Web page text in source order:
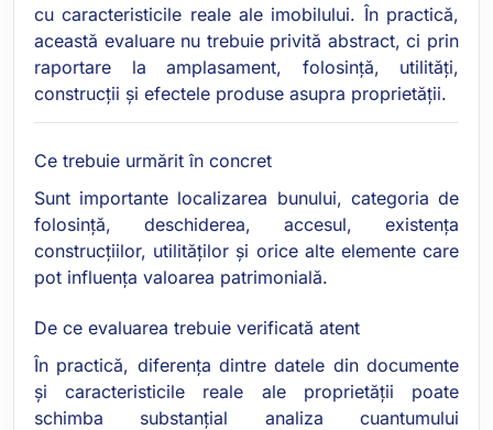
cu caracteristicile reale ale imobilului. În practică,
această evaluare nu trebuie privită abstract, ci prin
raportare la amplasament, folosință, utilități,
construcții și efectele produse asupra proprietății.
Ce trebuie urmărit în concret
Sunt importante localizarea bunului, categoria de
folosință, deschiderea, accesul, existența
construcțiilor, utilităților și orice alte elemente care
pot influența valoarea patrimonială.
De ce evaluarea trebuie verificată atent
În practică, diferența dintre datele din documente
și caracteristicile reale ale proprietății poate
schimba substanțial analiza cuantumului